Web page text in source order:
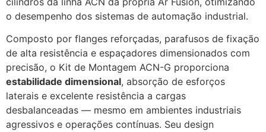
o desempenho dos sistemas de automação industrial.
Composto por flanges reforçadas, parafusos de fixação
de alta resistência e espaçadores dimensionados com
precisão, o Kit de Montagem ACN-G proporciona
estabilidade dimensional, absorção de esforços
laterais e excelente resistência a cargas
desbalanceadas — mesmo em ambientes industriais
agressivos e operações contínuas. Seu design